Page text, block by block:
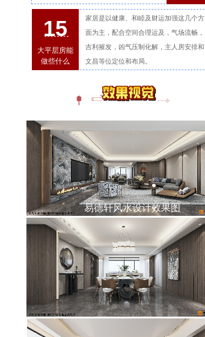
15
大平层房能
做些什么
家居是以健康、和睦及财运加强这几个方
面为主，配合空间合理运及，气场流畅，
吉利摧发，凶气压制化解，主人房安排和
文昌等位定位和布局。
易德轩风水设计效果图